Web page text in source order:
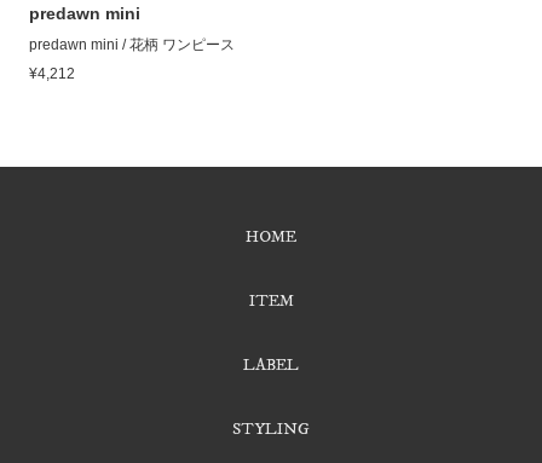
predawn mini
predawn mini / 花柄 ワンピース
¥4,212
HOME
ITEM
LABEL
STYLING